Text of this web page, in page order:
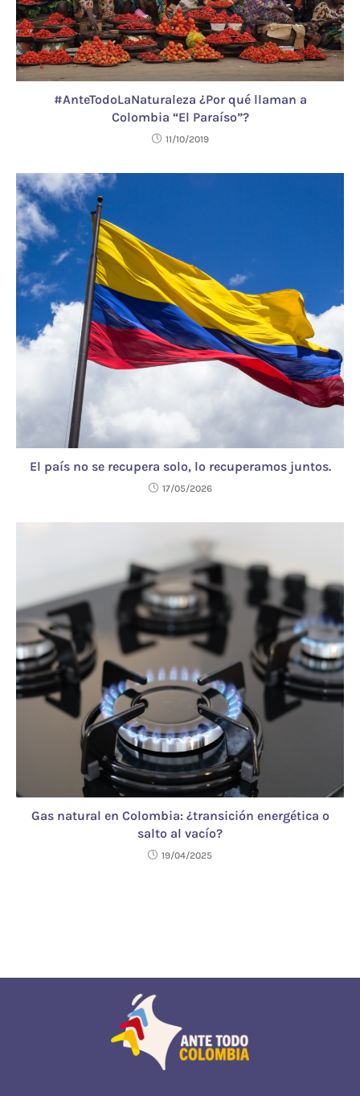
#AnteTodoLaNaturaleza ¿Por qué llaman a
Colombia “El Paraíso”?
11/10/2019
El país no se recupera solo, lo recuperamos juntos.
17/05/2026
Gas natural en Colombia: ¿transición energética o
salto al vacío?
19/04/2025